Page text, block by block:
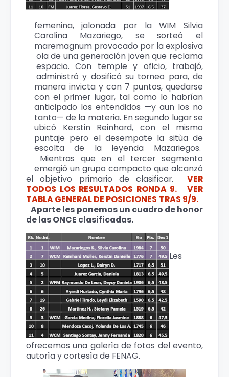
femenina, jalonada por la WIM Silvia
Carolina Mazariego, se sorteó el
maremagnum provocado por la explosiva
ola de una generación joven que reclama
espacio. Con temple y oficio, trabajó,
administró y dosificó su torneo para, de
manera invicta y con 7 puntos, quedarse
con el primer lugar, tal como lo habrían
anticipado los entendidos —y aun los no
tanto— de la materia. En segundo lugar se
ubicó Kerstin Reinhard, con el mismo
puntaje pero el desempate la sitùa de
escolta de la leyenda Mazariegos.
Mientras que en el tercer segmento
emergió un grupo compacto que alcanzó
el objetivo primario de clasificar. VER
TODOS LOS RESULTADOS RONDA 9.
VER
TABLA GENERAL DE POSICIONES TRAS 9/9.
Aparte les ponemos un cuadro de honor
de las ONCE clasificadas.
Les
ofrecemos una galerìa de fotos del evento,
autorìa y cortesìa de FENAG.